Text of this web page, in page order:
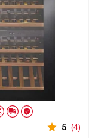
5 (4)